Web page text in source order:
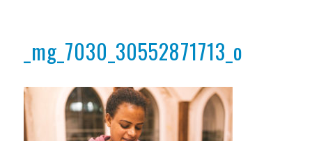
_mg_7030_30552871713_o